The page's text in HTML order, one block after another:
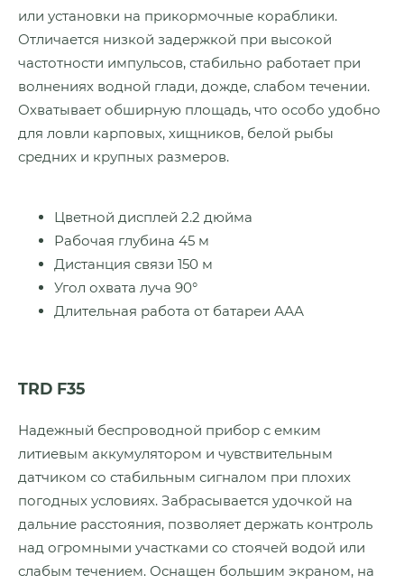
или установки на прикормочные кораблики.
Отличается низкой задержкой при высокой
частотности импульсов, стабильно работает при
волнениях водной глади, дожде, слабом течении.
Охватывает обширную площадь, что особо удобно
для ловли карповых, хищников, белой рыбы
средних и крупных размеров.
Цветной дисплей 2.2 дюйма
Рабочая глубина 45 м
Дистанция связи 150 м
Угол охвата луча 90°
Длительная работа от батареи ААА
TRD F35
Надежный беспроводной прибор с емким
литиевым аккумулятором и чувствительным
датчиком со стабильным сигналом при плохих
погодных условиях. Забрасывается удочкой на
дальние расстояния, позволяет держать контроль
над огромными участками со стоячей водой или
слабым течением. Оснащен большим экраном, на